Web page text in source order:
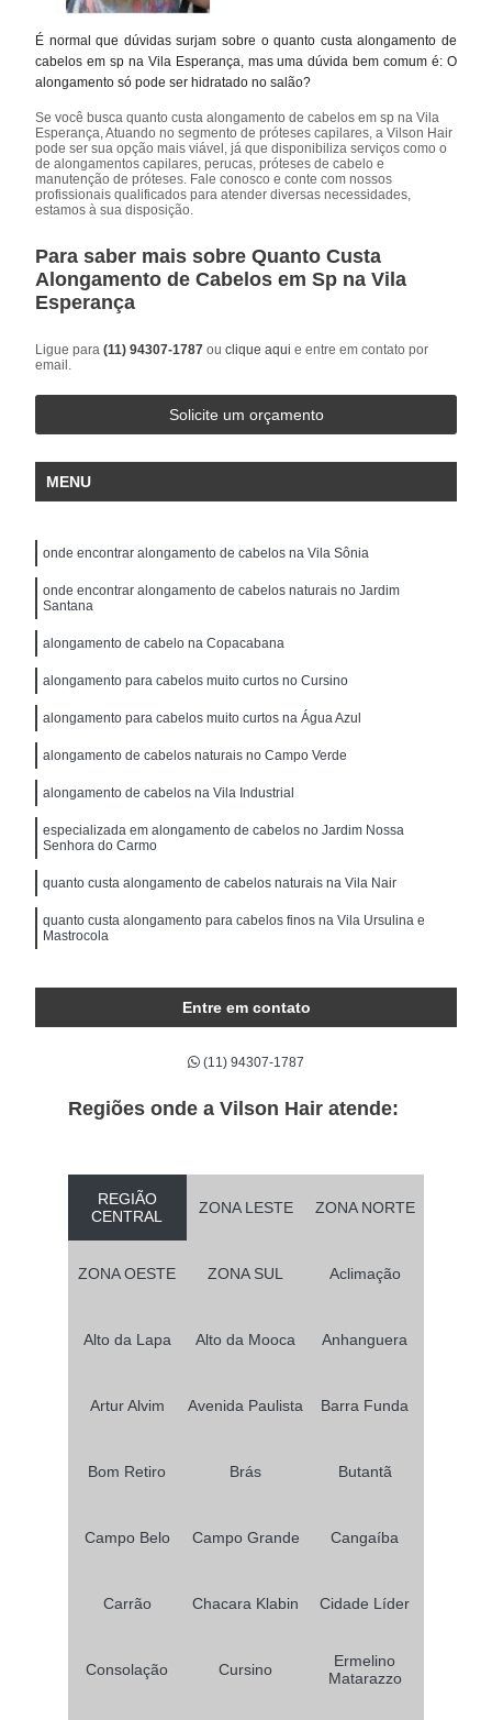
É normal que dúvidas surjam sobre o quanto custa alongamento de
cabelos em sp na Vila Esperança, mas uma dúvida bem comum é: O
alongamento só pode ser hidratado no salão?
Se você busca quanto custa alongamento de cabelos em sp na Vila
Esperança, Atuando no segmento de próteses capilares, a Vilson Hair
pode ser sua opção mais viável, já que disponibiliza serviços como o
de alongamentos capilares, perucas, próteses de cabelo e
manutenção de próteses. Fale conosco e conte com nossos
profissionais qualificados para atender diversas necessidades,
estamos à sua disposição.
Para saber mais sobre Quanto Custa
Alongamento de Cabelos em Sp na Vila
Esperança
Ligue para(11) 94307-1787ouclique aqui e entre em contato por
email.
Solicite um orçamento
MENU
onde encontrar alongamento de cabelos na Vila Sônia
onde encontrar alongamento de cabelos naturais no Jardim
Santana
alongamento de cabelo na Copacabana
alongamento para cabelos muito curtos no Cursino
alongamento para cabelos muito curtos na Água Azul
alongamento de cabelos naturais no Campo Verde
alongamento de cabelos na Vila Industrial
especializada em alongamento de cabelos no Jardim Nossa
Senhora do Carmo
quanto custa alongamento de cabelos naturais na Vila Nair
quanto custa alongamento para cabelos finos na Vila Ursulina e
Mastrocola
Entre em contato
(11) 94307-1787
Regiões onde a Vilson Hair atende:
REGIÃO
CENTRAL
ZONA LESTE ZONA NORTE
ZONA OESTE ZONA SUL Aclimação
Alto da Lapa Alto da Mooca Anhanguera
Artur Alvim Avenida Paulista Barra Funda
Bom Retiro Brás Butantã
Campo Belo Campo Grande Cangaíba
Carrão Chacara Klabin Cidade Líder
Consolação Cursino
Ermelino
Matarazzo